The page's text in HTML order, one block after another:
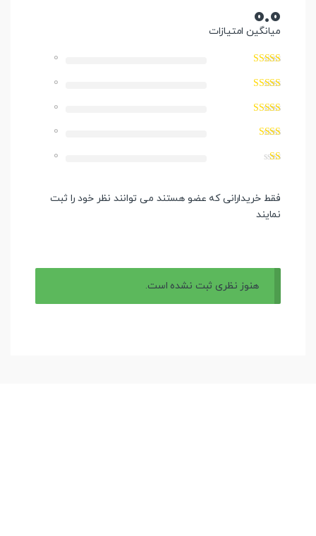
0.0
میانگین امتیازات
0
0
0
0
0
فقط خریدارانی که عضو هستند می توانند نظر خود را ثبت
نمایند
هنوز نظری ثبت نشده است.